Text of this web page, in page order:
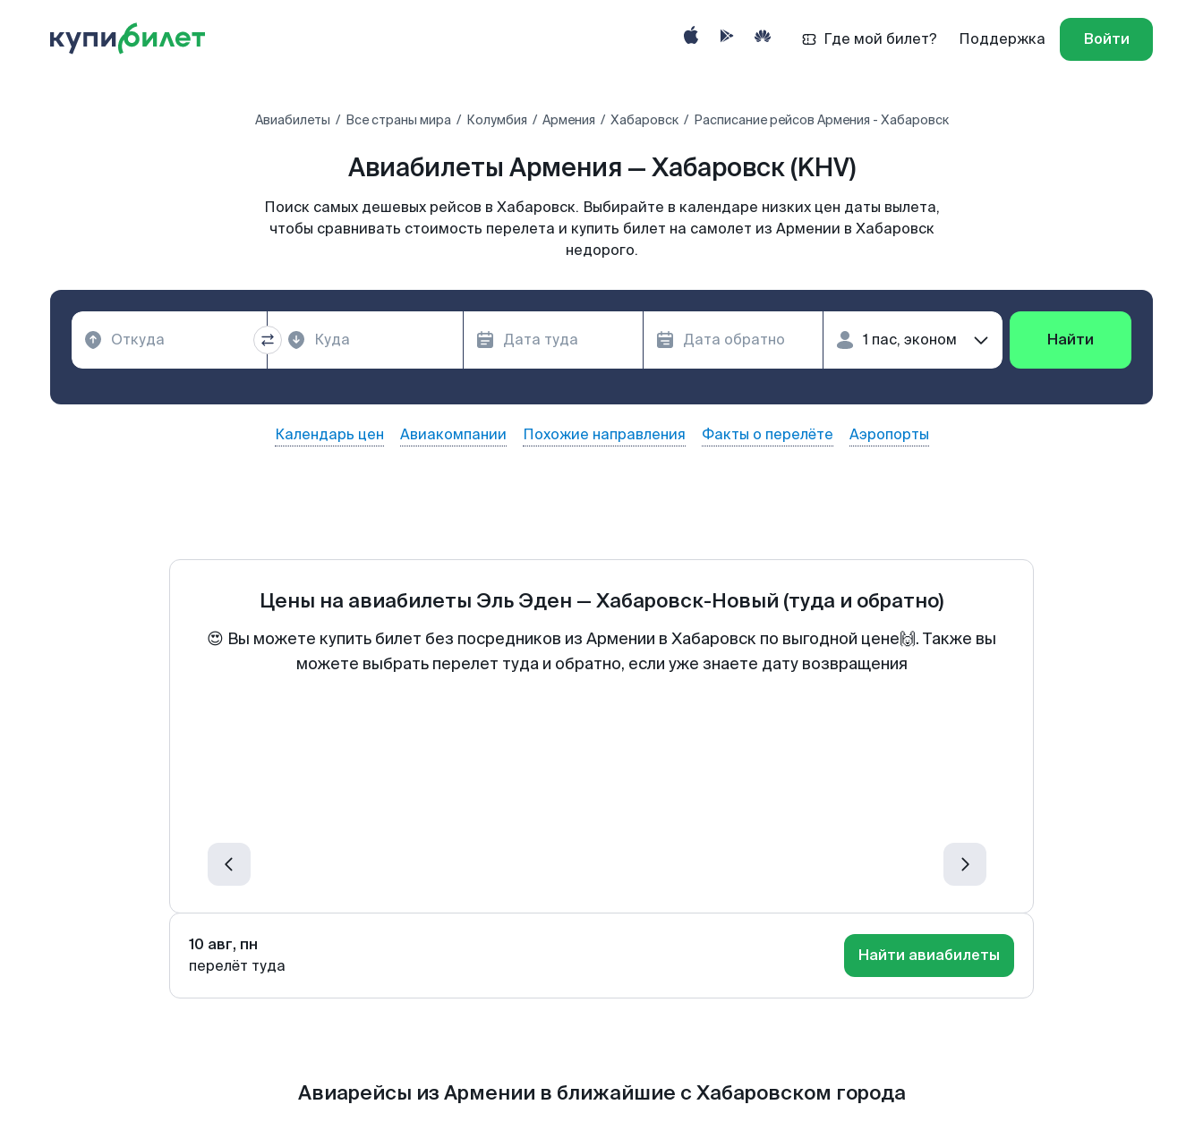
Где мой билет? Поддержка Войти
Авиабилеты Все страны мира Колумбия Армения Хабаровск Расписание рейсов Армения - Хабаровск
Авиабилеты Армения — Хабаровск (KHV)
Поиск самых дешевых рейсов в Хабаровск. Выбирайте в календаре низких цен даты вылета,
чтобы сравнивать стоимость перелета и купить билет на самолет из Армении в Хабаровск
недорого.
Найти
Календарь цен Авиакомпании Похожие направления Факты о перелёте Аэропорты
Цены на авиабилеты Эль Эден — Хабаровск-Новый (туда и обратно)
😍 Вы можете купить билет без посредников из Армении в Хабаровск по выгодной цене🙌. Также вы
можете выбрать перелет туда и обратно, если уже знаете дату возвращения
10 авг, пн
перелёт туда
Найти авиабилеты
Авиарейсы из Армении в ближайшие с Хабаровском города